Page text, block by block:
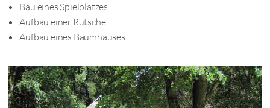
Bau eines Spielplatzes
Aufbau einer Rutsche
Aufbau eines Baumhauses